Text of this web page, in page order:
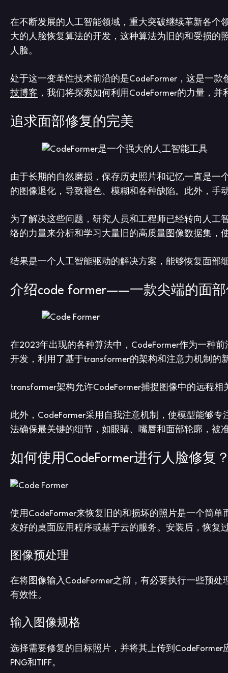
在不断发展的人工智能领域，重大突破继续革新各个
大的人脸恢复算法的开发，这种算法为旧的和受损的
人脸。
处于这一变革性技术前沿的是CodeFormer，这是一
技博客 ，我们将探索如何利用CodeFormer的力量，
追求面部修复的完美
由于长期的自然磨损，保存历史照片和记忆一直是一
的图像退化，导致褪色、模糊和各种缺陷。此外，手
为了解决这些问题，研究人员和工程师已经转向人工
络的力量来分析和学习大量旧的高质量图像数据集，
结果是一个人工智能驱动的解决方案，能够恢复面部
介绍code former——一款尖端的面
在2023年出现的各种算法中，CodeFormer作为一种
开发，利用了基于transformer的架构和注意力机制的
transformer架构允许CodeFormer捕捉图像中的远程
此外，CodeFormer采用自我注意机制，使模型能够
法确保最关键的细节，如眼睛、嘴唇和面部轮廓，被
如何使用CodeFormer进行人脸修复
使用CodeFormer来恢复旧的和损坏的照片是一个简
友好的桌面应用程序或基于云的服务。安装后，恢复
图像预处理
在将图像输入CodeFormer之前，有必要执行一些预
有效性。
输入图像规格
选择需要修复的目标照片，并将其上传到
PNG和TIFF。